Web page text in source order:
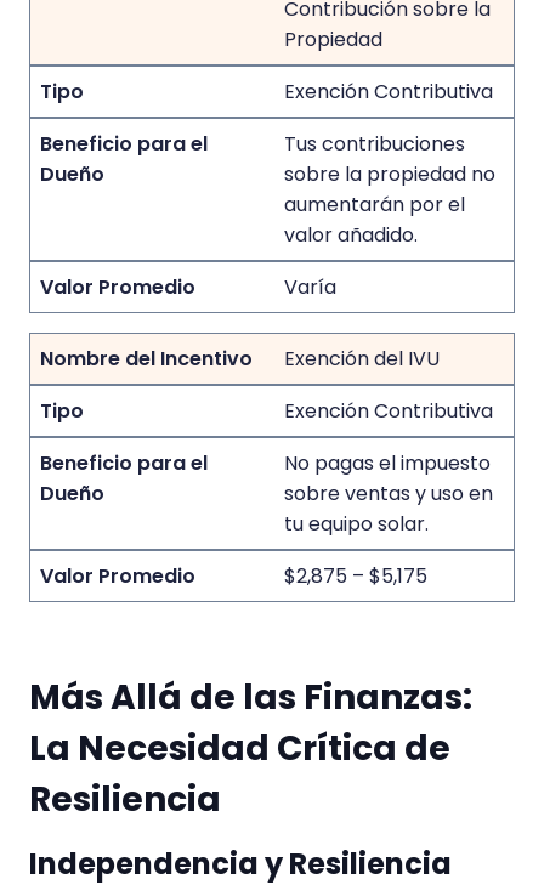
Contribución sobre la
Propiedad
Exención Contributiva
Tus contribuciones
sobre la propiedad no
aumentarán por el
valor añadido.
Varía
Exención del IVU
Exención Contributiva
No pagas el impuesto
sobre ventas y uso en
tu equipo solar.
$2,875 – $5,175
Más Allá de las Finanzas:
La Necesidad Crítica de
Resiliencia
Independencia y Resiliencia